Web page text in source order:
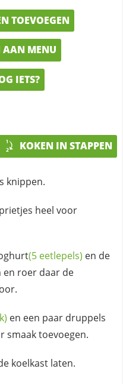
TOEVOEGEN
AAN MENU
IETS?
KOKEN IN STAPPEN
knippen.
heel voor
(5 eetlepels) en de
en roer daar de
en een paar druppels
smaak toevoegen.
koelkast laten.